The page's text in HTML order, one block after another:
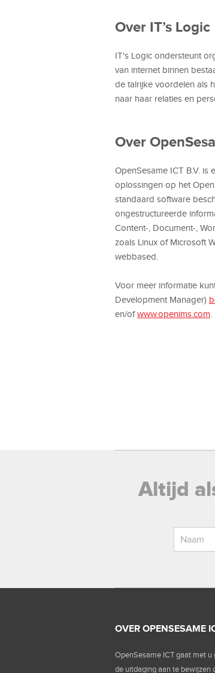
Over IT’s Logic
IT's Logic ondersteunt
van internet binnen
de talrijke voordelen als
naar haar relaties en
Over
OpenSesame ICT B.V.
oplossingen op het
standaard software
ongestructureerde
Content-, Document-,
zoals Linux of Microsoft
webbased.
Voor meer informatie
Development Manager)
en/ofwww.openims.com
Altijd
OVER OPENSESAME
OpenSesame ICT gaat met u
de uitdaging aan te bewijzen